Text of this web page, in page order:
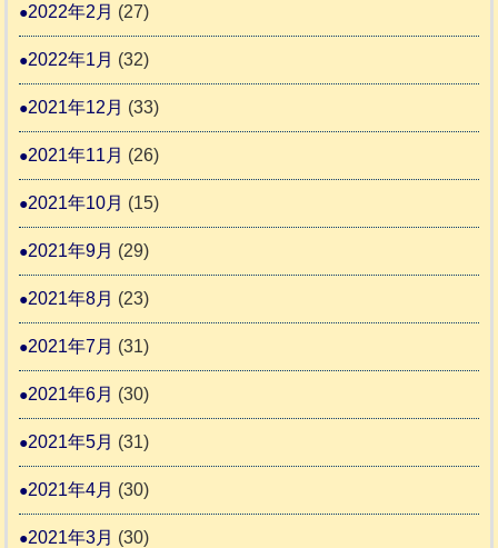
2022年2月 (27)
2022年1月 (32)
2021年12月 (33)
2021年11月 (26)
2021年10月 (15)
2021年9月 (29)
2021年8月 (23)
2021年7月 (31)
2021年6月 (30)
2021年5月 (31)
2021年4月 (30)
2021年3月 (30)